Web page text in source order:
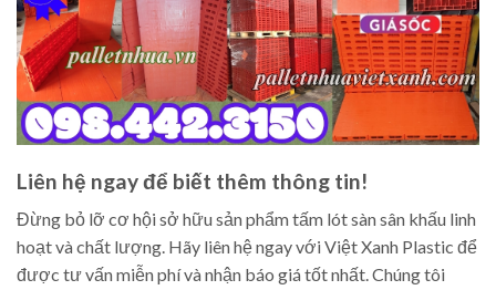
Liên hệ ngay để biết thêm thông tin!
Đừng bỏ lỡ cơ hội sở hữu sản phẩm tấm lót sàn sân khấu linh
hoạt và chất lượng. Hãy liên hệ ngay với Việt Xanh Plastic để
được tư vấn miễn phí và nhận báo giá tốt nhất. Chúng tôi